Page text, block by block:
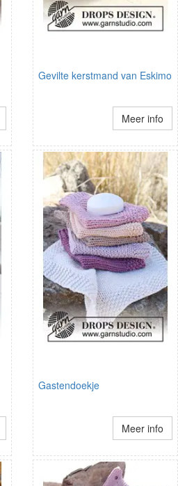
Gevilte kerstmand van Eskimo
Meer info
Gastendoekje
Meer info